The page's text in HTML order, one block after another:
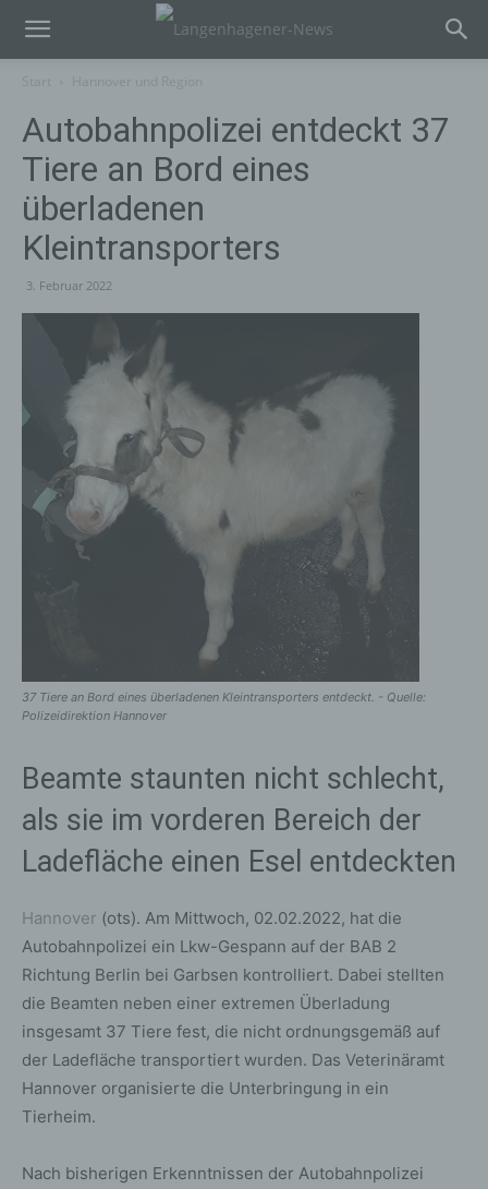
Autobahnpolizei entdeckt 37
Tiere an Bord eines
überladenen
Kleintransporters
3. Februar 2022
37 Tiere an Bord eines überladenen Kleintransporters entdeckt. - Quelle:
Polizeidirektion Hannover
Beamte staunten nicht schlecht,
als sie im vorderen Bereich der
Ladefläche einen Esel entdeckten
Hannover (ots). Am Mittwoch, 02.02.2022, hat die
Autobahnpolizei ein Lkw-Gespann auf der BAB 2
Richtung Berlin bei Garbsen kontrolliert. Dabei stellten
die Beamten neben einer extremen Überladung
insgesamt 37 Tiere fest, die nicht ordnungsgemäß auf
der Ladefläche transportiert wurden. Das Veterinäramt
Hannover organisierte die Unterbringung in ein
Tierheim.
Nach bisherigen Erkenntnissen der Autobahnpolizei